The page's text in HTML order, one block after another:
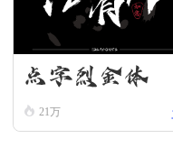
点字烈金体
21万